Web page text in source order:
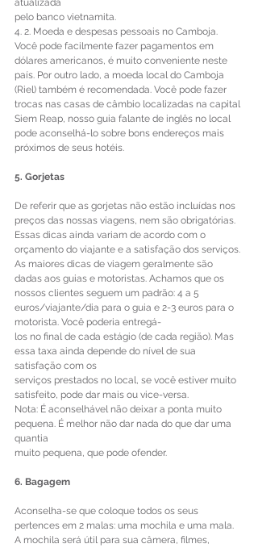
atualizada
pelo banco vietnamita.
4. 2. Moeda e despesas pessoais no Camboja.
Você pode facilmente fazer pagamentos em
dólares americanos, é muito conveniente neste
país. Por outro lado, a moeda local do Camboja
(Riel) também é recomendada. Você pode fazer
trocas nas casas de câmbio localizadas na capital
Siem Reap, nosso guia falante de inglês no local
pode aconselhá-lo sobre bons endereços mais
próximos de seus hotéis.
5. Gorjetas
De referir que as gorjetas não estão incluídas nos
preços das nossas viagens, nem são obrigatórias.
Essas dicas ainda variam de acordo com o
orçamento do viajante e a satisfação dos serviços.
As maiores dicas de viagem geralmente são
dadas aos guias e motoristas. Achamos que os
nossos clientes seguem um padrão: 4 a 5
euros/viajante/dia para o guia e 2-3 euros para o
motorista. Você poderia entregá-
los no final de cada estágio (de cada região). Mas
essa taxa ainda depende do nível de sua
satisfação com os
serviços prestados no local, se você estiver muito
satisfeito, pode dar mais ou vice-versa.
Nota: É aconselhável não deixar a ponta muito
pequena. É melhor não dar nada do que dar uma
quantia
muito pequena, que pode ofender.
6. Bagagem
Aconselha-se que coloque todos os seus
pertences em 2 malas: uma mochila e uma mala.
A mochila será útil para sua câmera, filmes,